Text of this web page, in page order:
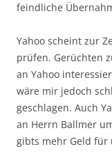
feindliche
Yahoo scheint zur
prüfen. Gerüchten
an Yahoo
wäre mir jedoch
geschlagen. Auch
an Herrn Ballmer
gibts mehr Geld für